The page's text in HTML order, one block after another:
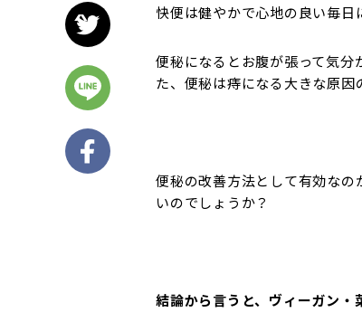
快便は健やかで心地の良い毎日
便秘になるとお腹が張って気分
た、便秘は痔になる大きな原因
便秘の改善方法として有効な
いのでしょうか？
結論から言うと、ヴィーガン・